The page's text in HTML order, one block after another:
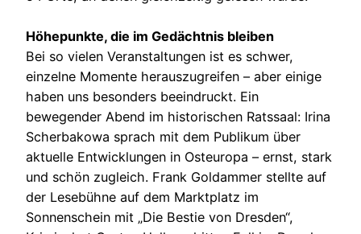
Höhepunkte, die im Gedächtnis bleiben
Bei so vielen Veranstaltungen ist es schwer,
einzelne Momente herauszugreifen – aber einige
haben uns besonders beeindruckt. Ein
bewegender Abend im historischen Ratssaal: Irina
Scherbakowa sprach mit dem Publikum über
aktuelle Entwicklungen in Osteuropa – ernst, stark
und schön zugleich. Frank Goldammer stellte auf
der Lesebühne auf dem Marktplatz im
Sonnenschein mit „Die Bestie von Dresden“,